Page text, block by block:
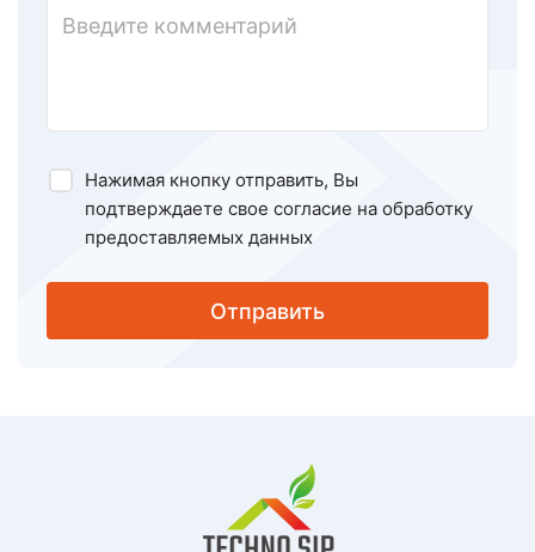
Нажимая кнопку отправить, Вы
подтверждаете свое согласие на обработку
предоставляемых данных
Отправить